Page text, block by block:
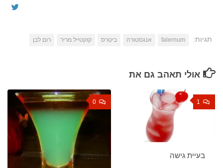
תגיות: falernum אנגסטורה ביטרס קוקטייל מריר רום לבן
אולי תאהב גם את
0 1
בעיית גישה